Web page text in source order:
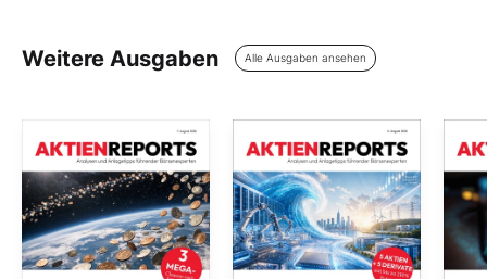
Weitere Ausgaben Alle Ausgaben ansehen